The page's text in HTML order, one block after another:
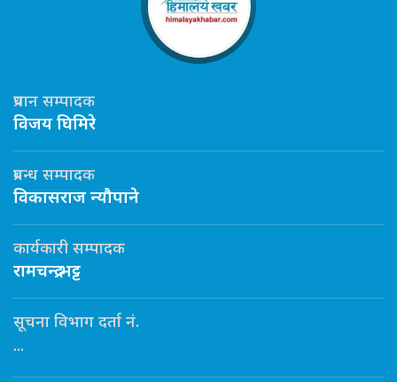
प्रधान सम्पादक
विजय घिमिरे
प्रबन्ध सम्पादक
विकासराज न्यौपाने
कार्यकारी सम्पादक
रामचन्द्र भट्ट
सूचना विभाग दर्ता नं.
...